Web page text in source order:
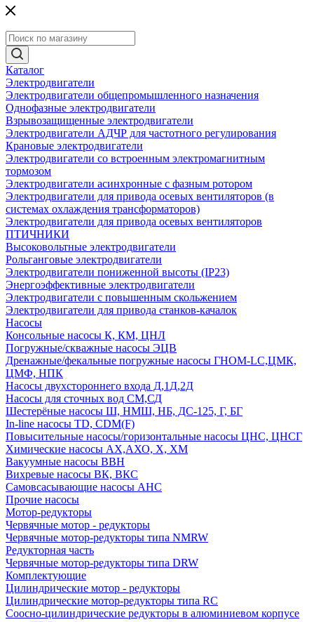
Каталог
Электродвигатели
Электродвигатели общепромышленного назначения
Однофазные электродвигатели
Взрывозащищенные электродвигатели
Электродвигатели АДЧР для частотного регулирования
Крановые электродвигатели
Электродвигатели со встроенным электромагнитным
тормозом
Электродвигатели асинхронные с фазным ротором
Электродвигатели для привода осевых вентиляторов (в
системах охлаждения трансформаторов)
Электродвигатели для привода осевых вентиляторов
ПТИЧНИКИ
Высоковольтные электродвигатели
Рольганговые электродвигатели
Электродвигатели пониженной высоты (IP23)
Энергоэффективные электродвигатели
Электродвигатели с повышенным скольжением
Электродвигатели для привода станков-качалок
Насосы
Консольные насосы К, КМ, ЦНЛ
Погружные/скважные насосы ЭЦВ
Дренажные/фекальные погружные насосы ГНОМ-LC,ЦМК,
ЦМФ, НПК
Насосы двухстороннего входа Д,1Д,2Д
Насосы для сточных вод СМ,СД
Шестерёные насосы Ш, НМШ, НБ, ДС-125, Г, БГ
In-line насосы TD, CDM(F)
Повысительные насосы/горизонтальные насосы ЦНС, ЦНСГ
Химические насосы АХ,АХО, Х, ХМ
Вакуумные насосы ВВН
Вихревые насосы ВК, ВКС
Самовсасывающие насосы АНС
Прочие насосы
Мотор-редукторы
Червячные мотор - редукторы
Червячные мотор-редукторы типа NMRW
Редукторная часть
Червячные мотор-редукторы типа DRW
Комплектующие
Цилиндрические мотор - редукторы
Цилиндрические мотор-редукторы типа RC
Соосно-цилиндрические редукторы в алюминиевом корпусе